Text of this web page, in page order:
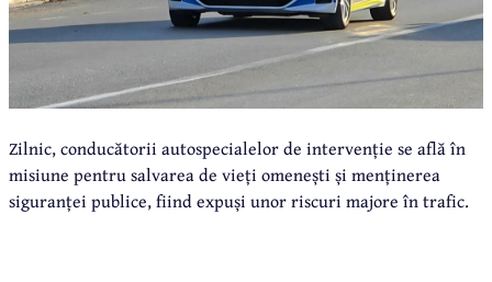
Zilnic, conducătorii autospecialelor de intervenție se află în
misiune pentru salvarea de vieți omenești și menținerea
siguranței publice, fiind expuși unor riscuri majore în trafic.